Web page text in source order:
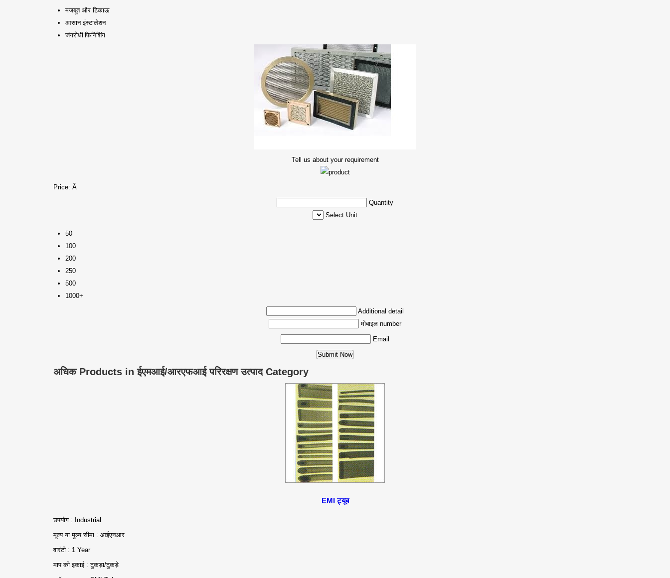
मजबूत और टिकाऊ
आसान इंस्टालेशन
जंगरोधी फिनिशिंग
Tell us about your requirement
Price: Â
Quantity
Select Unit
50
100
200
250
500
1000+
Additional detail
मोबाइल number
Email
अधिक Products in ईएमआई/आरएफआई परिरक्षण उत्पाद Category
EMI ट्यूब
उपयोग : Industrial
मूल्य या मूल्य सीमा : आईएनआर
वारंटी : 1 Year
माप की इकाई : टुकड़ा/टुकड़े